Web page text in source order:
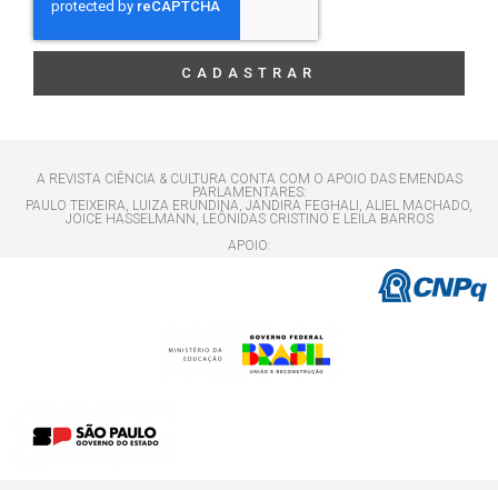
CADASTRAR
A REVISTA CIÊNCIA & CULTURA CONTA COM O APOIO DAS EMENDAS
PARLAMENTARES:
PAULO TEIXEIRA, LUIZA ERUNDINA, JANDIRA FEGHALI, ALIEL MACHADO,
JOICE HASSELMANN, LEÔNIDAS CRISTINO E LEILA BARROS
APOIO: